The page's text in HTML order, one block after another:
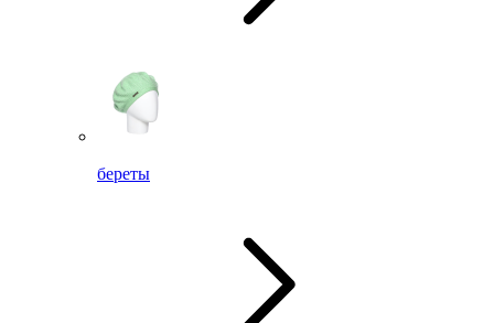
береты